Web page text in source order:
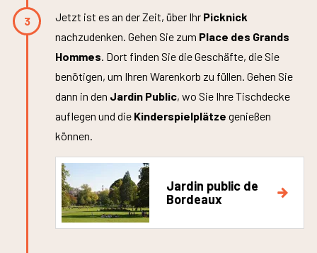
3 Jetzt ist es an der Zeit, über Ihr Picknick
nachzudenken. Gehen Sie zum Place des Grands
Hommes. Dort finden Sie die Geschäfte, die Sie
benötigen, um Ihren Warenkorb zu füllen. Gehen Sie
dann in den Jardin Public, wo Sie Ihre Tischdecke
auflegen und die Kinderspielplätze genießen
können.
Jardin public de
Bordeaux